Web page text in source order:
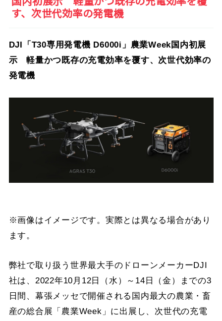
す、次世代効率の発電機
DJI「T30専用発電機 D6000i」農業Week国内初展
示 軽量かつ既存の充電効率を覆す、次世代効率の
発電機
※画像はイメージです。実際とは異なる場合があり
ます。
弊社で取り扱う世界最大手のドローンメーカーDJI
社は、2022年10月12日（水）～14日（金）までの3
日間、幕張メッセで開催される国内最大の農業・畜
産の総合展「農業Week」に出展し、次世代の充電